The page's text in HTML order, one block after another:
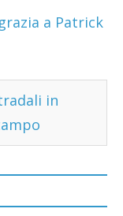
a Patrick
in